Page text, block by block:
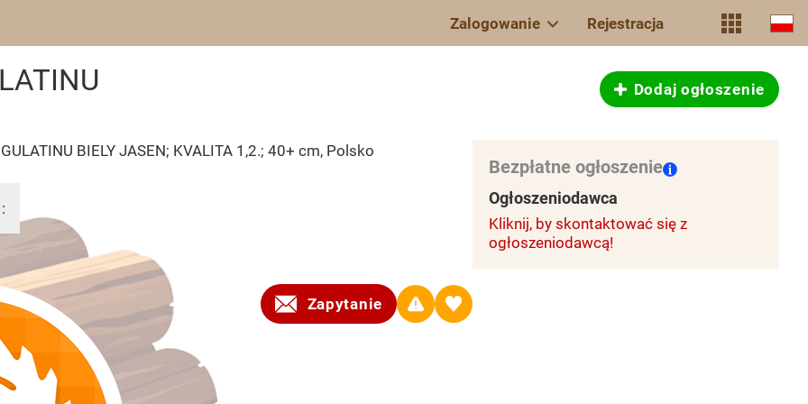
Zalogowanie Rejestracja
Dodaj ogłoszenie
BIELY JASEN; KVALITA 1,2.; 40+ cm, Polsko
Zapytanie
Bezpłatne ogłoszenie
Ogłoszeniodawca
Kliknij, by skontaktować się z
ogłoszeniodawcą!